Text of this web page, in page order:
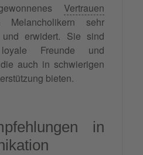
Vertrauen
sehr
und erwidert. Sie sind
Freunde und
auch in schwierigen
bieten.
in